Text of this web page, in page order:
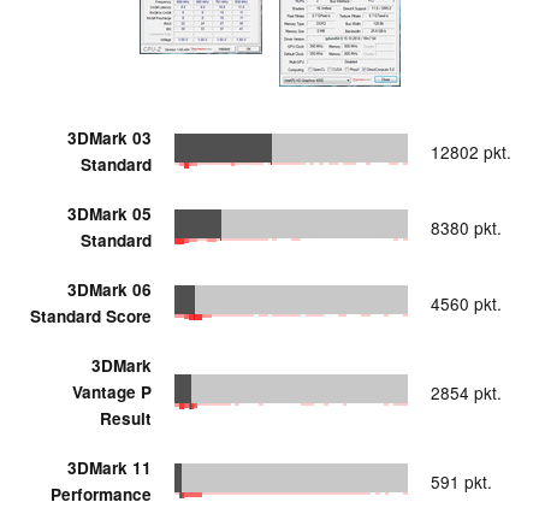
3DMark 03
Standard
12802 pkt.
3DMark 05
Standard
8380 pkt.
3DMark 06
Standard Score
4560 pkt.
3DMark
Vantage P
Result
2854 pkt.
3DMark 11
Performance
591 pkt.